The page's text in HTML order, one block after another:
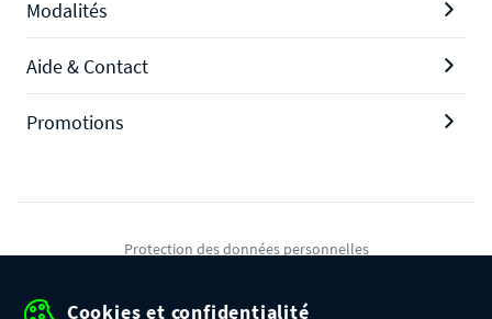
Modalités
Aide & Contact
Promotions
Protection des données personnelles
Cookies et confidentialité